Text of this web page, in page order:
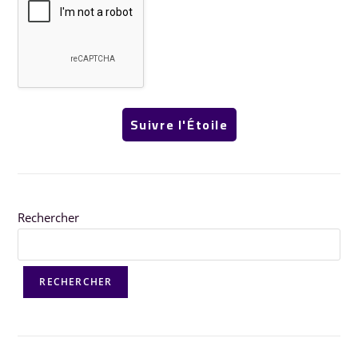
Rechercher
RECHERCHER